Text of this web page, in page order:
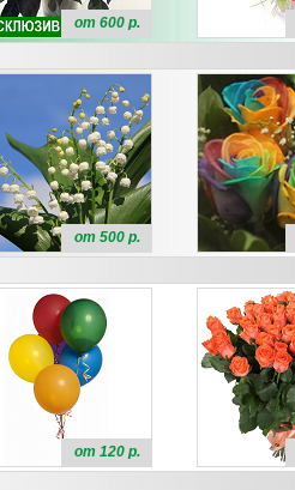
от 600 р.
от 500 р.
от 120 р.